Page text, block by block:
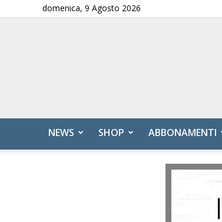
domenica, 9 Agosto 2026
NEWS SHOP ABBONAMENTI